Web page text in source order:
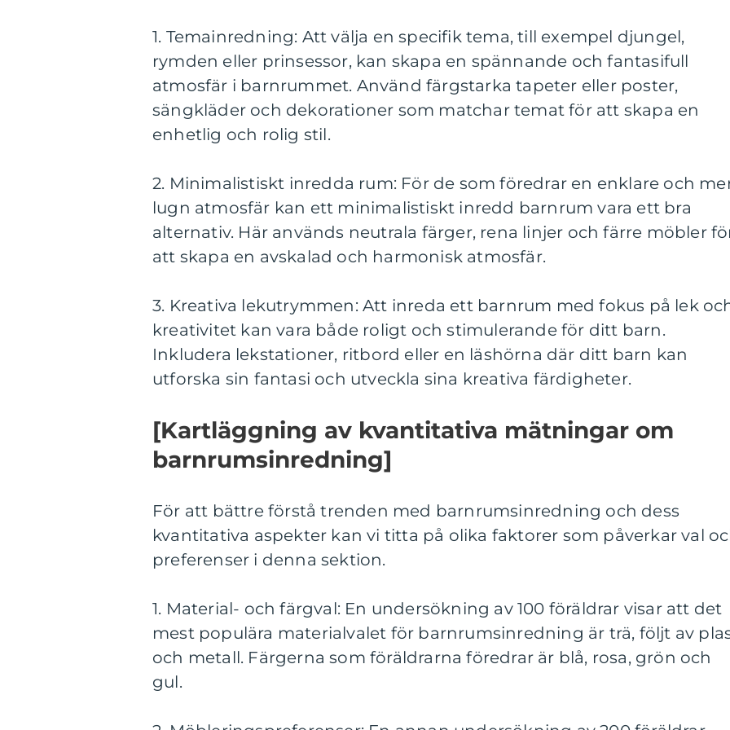
1. Temainredning: Att välja en specifik tema, till exempel djungel,
rymden eller prinsessor, kan skapa en spännande och fantasifull
atmosfär i barnrummet. Använd färgstarka tapeter eller poster,
sängkläder och dekorationer som matchar temat för att skapa en
enhetlig och rolig stil.
2. Minimalistiskt inredda rum: För de som föredrar en enklare och
lugn atmosfär kan ett minimalistiskt inredd barnrum vara ett bra
alternativ. Här används neutrala färger, rena linjer och färre möbler
att skapa en avskalad och harmonisk atmosfär.
3. Kreativa lekutrymmen: Att inreda ett barnrum med fokus på lek
kreativitet kan vara både roligt och stimulerande för ditt barn.
Inkludera lekstationer, ritbord eller en läshörna där ditt barn kan
utforska sin fantasi och utveckla sina kreativa färdigheter.
[Kartläggning av kvantitativa mätningar om
barnrumsinredning]
För att bättre förstå trenden med barnrumsinredning och dess
kvantitativa aspekter kan vi titta på olika faktorer som påverkar val
preferenser i denna sektion.
1. Material- och färgval: En undersökning av 100 föräldrar visar att det
mest populära materialvalet för barnrumsinredning är trä, följt av
och metall. Färgerna som föräldrarna föredrar är blå, rosa, grön och
gul.